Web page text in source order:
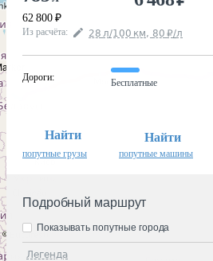
62 800 ₽
Из расчёта: 28 л/100 км, 80 ₽/л
Дороги:
Бесплатные
Найти
попутные грузы
Найти
попутные машины
Подробный маршрут
Легенда
Показывать попутные города